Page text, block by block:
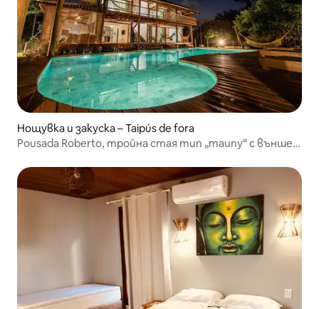
Нощувка и закуска – Taipús de fora
Pousada Roberto, тройна стая тип „таипу“ с външен